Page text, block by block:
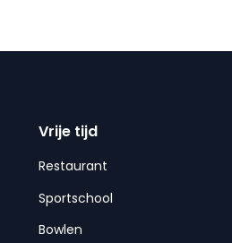
Vrije tijd
Restaurant
Sportschool
Bowlen